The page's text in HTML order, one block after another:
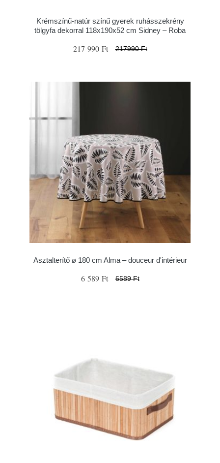
Krémszínű-natúr színű gyerek ruhásszekrény
tölgyfa dekorral 118x190x52 cm Sidney – Roba
217 990 Ft 217990 Ft
Asztalterítő ø 180 cm Alma – douceur d'intérieur
6 589 Ft 6589 Ft